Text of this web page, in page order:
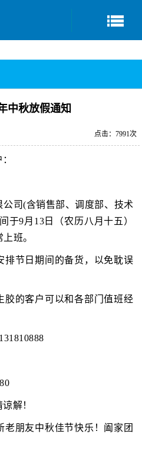
中秋放假通知
点击：7991次
公司(含销售部、调度部、技术
于9月13日（农历八月十五）
班。
排节日期间的备货，以免耽误
胶的客户可以和各部门值班经
解！
朋友中秋佳节快乐！阖家团